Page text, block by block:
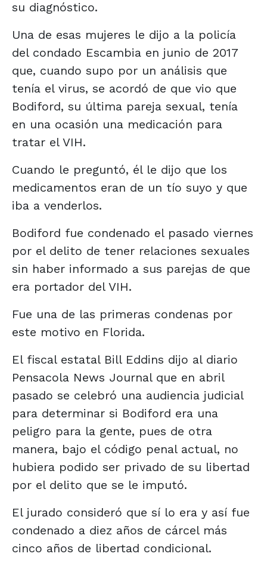
su diagnóstico.
Una de esas mujeres le dijo a la policía
del condado Escambia en junio de 2017
que, cuando supo por un análisis que
tenía el virus, se acordó de que vio que
Bodiford, su última pareja sexual, tenía
en una ocasión una medicación para
tratar el VIH.
Cuando le preguntó, él le dijo que los
medicamentos eran de un tío suyo y que
iba a venderlos.
Bodiford fue condenado el pasado viernes
por el delito de tener relaciones sexuales
sin haber informado a sus parejas de que
era portador del VIH.
Fue una de las primeras condenas por
este motivo en Florida.
El fiscal estatal Bill Eddins dijo al diario
Pensacola News Journal que en abril
pasado se celebró una audiencia judicial
para determinar si Bodiford era una
peligro para la gente, pues de otra
manera, bajo el código penal actual, no
hubiera podido ser privado de su libertad
por el delito que se le imputó.
El jurado consideró que sí lo era y así fue
condenado a diez años de cárcel más
cinco años de libertad condicional.